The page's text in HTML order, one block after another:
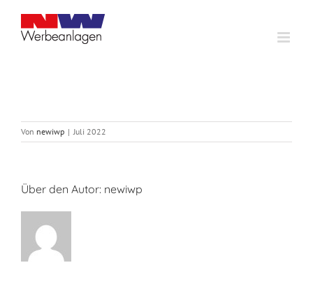
Inhalt
springen
Von newiwp | Juli 2022
Über den Autor: newiwp